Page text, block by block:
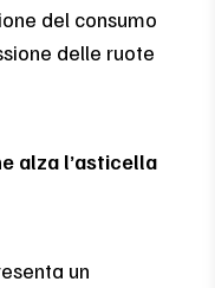
del consumo
delle ruote
alza l’asticella
un